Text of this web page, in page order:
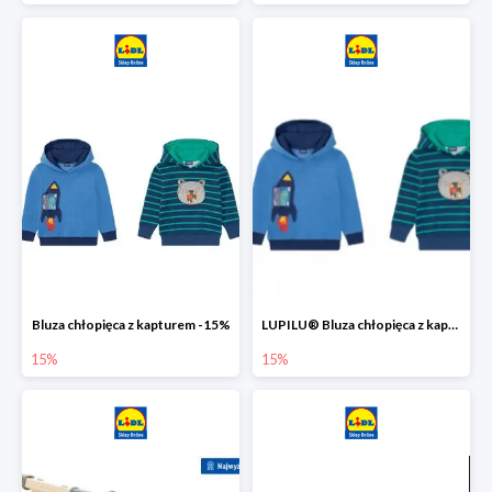
Bluza chłopięca z kapturem -15%
15%
LUPILU® Bluza chłopięca z kapturem
15%